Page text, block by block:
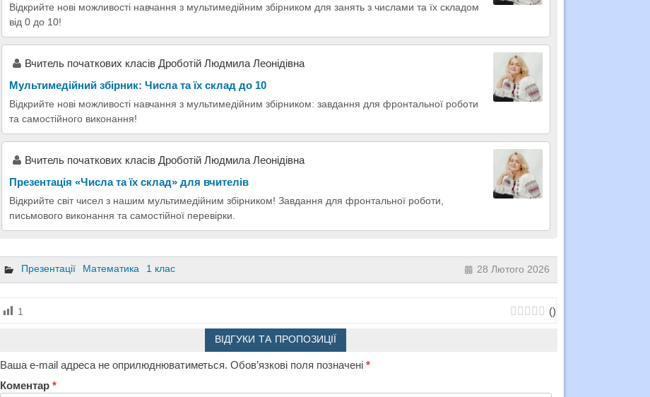
Відкрийте нові можливості навчання з мультимедійним збірником для занять з числами та їх складом
від 0 до 10!
Вчитель початкових класів Дроботій Людмила Леонідівна
Мультимедійний збірник: Числа та їх склад до 10
Відкрийте нові можливості навчання з мультимедійним збірником: завдання для фронтальної роботи
та самостійного виконання!
Вчитель початкових класів Дроботій Людмила Леонідівна
Презентація «Числа та їх склад» для вчителів
Відкрийте світ чисел з нашим мультимедійним збірником! Завдання для фронтальної роботи,
письмового виконання та самостійної перевірки.
Презентації Математика 1 клас 28 Лютого 2026
1 ()
ВІДГУКИ ТА ПРОПОЗИЦІЇ
Ваша e-mail адреса не оприлюднюватиметься. Обов’язкові поля позначені *
Коментар *